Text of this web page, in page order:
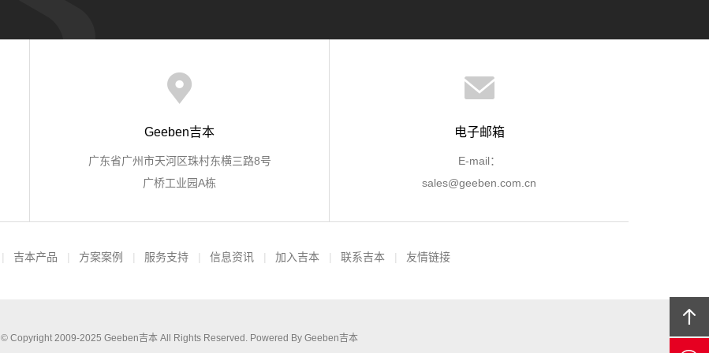
Geeben吉本
广东省广州市天河区珠村东横三路8号
广桥工业园A栋
电子邮箱
E-mail：
sales@geeben.com.cn
吉本产品 方案案例 服务支持 信息资讯 加入吉本 联系吉本 友情链接
© Copyright 2009-2025 Geeben吉本All Rights Reserved. Powered By Geeben吉本